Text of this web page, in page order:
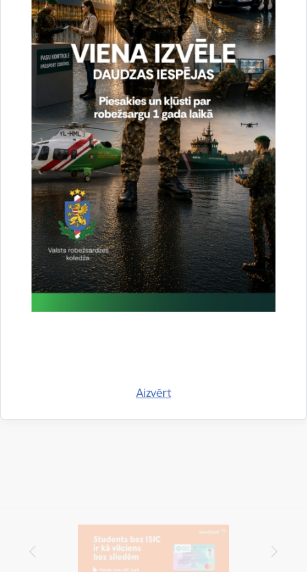
Aizvērt
Atrašanās vieta
VRK Lauku mācību centrs "Janopole"
XVIII starptautisko kinologu biatlona
sacensības "Latvija 2026"
Aicinām pieteikties XVIII Starptautiskās kinologu
biatlona sacensībām "Latvija 2026", kuras notiks
2026. gada 22. augustā Valsts…